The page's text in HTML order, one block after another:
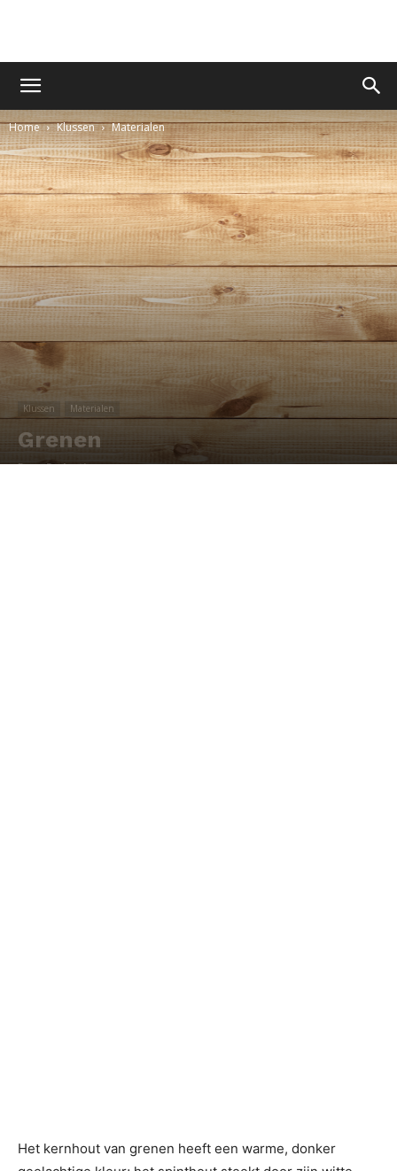
Home Klussen Materialen
Klussen Materialen
Grenen
Door Redactie -
Het kernhout van grenen heeft een warme, donker